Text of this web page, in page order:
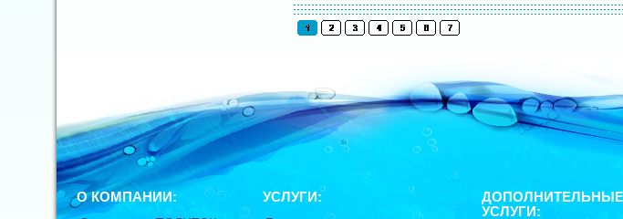
О КОМПАНИИ: УСЛУГИ:
ДОПОЛНИТЕЛЬНЫЕ
УСЛУГИ: